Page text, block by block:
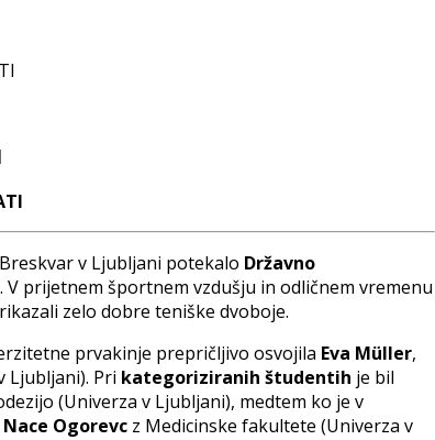
v Ljubljani potekalo Državno
V prijetnem športnem vzdušju in odličnem vremenu
zelo dobre teniške dvoboje.
prvakinje prepričljivo osvojila Eva Müller,
Ljubljani). Pri kategoriziranih študentih je bil
(Univerza v Ljubljani), medtem ko je v
Nace Ogorevc z Medicinske fakultete (Univerza v